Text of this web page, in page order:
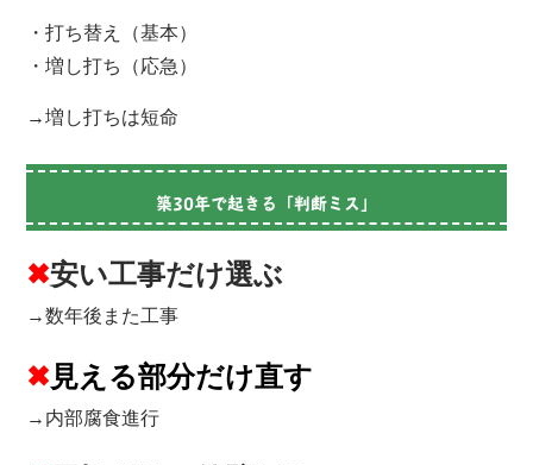
・打ち替え（基本）
・増し打ち（応急）
→増し打ちは短命
築30年で起きる「判断ミス」
✖安い工事だけ選ぶ
→数年後また工事
✖ 見える部分だけ直す
→内部腐食進行